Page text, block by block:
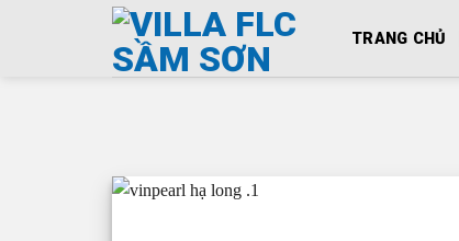
TRANG CHỦ